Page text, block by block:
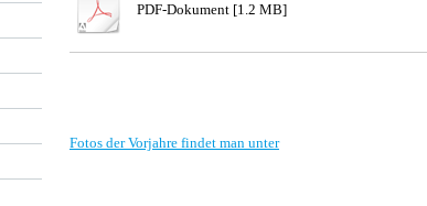
PDF-Dokument [1.2 MB]
Fotos der Vorjahre findet man unter